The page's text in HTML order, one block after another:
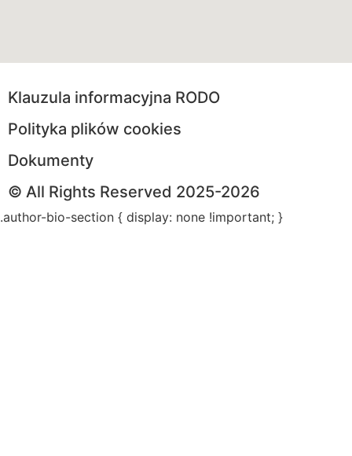
Klauzula informacyjna RODO
Polityka plików cookies
Dokumenty
© All Rights Reserved 2025-2026
.author-bio-section { display: none !important; }